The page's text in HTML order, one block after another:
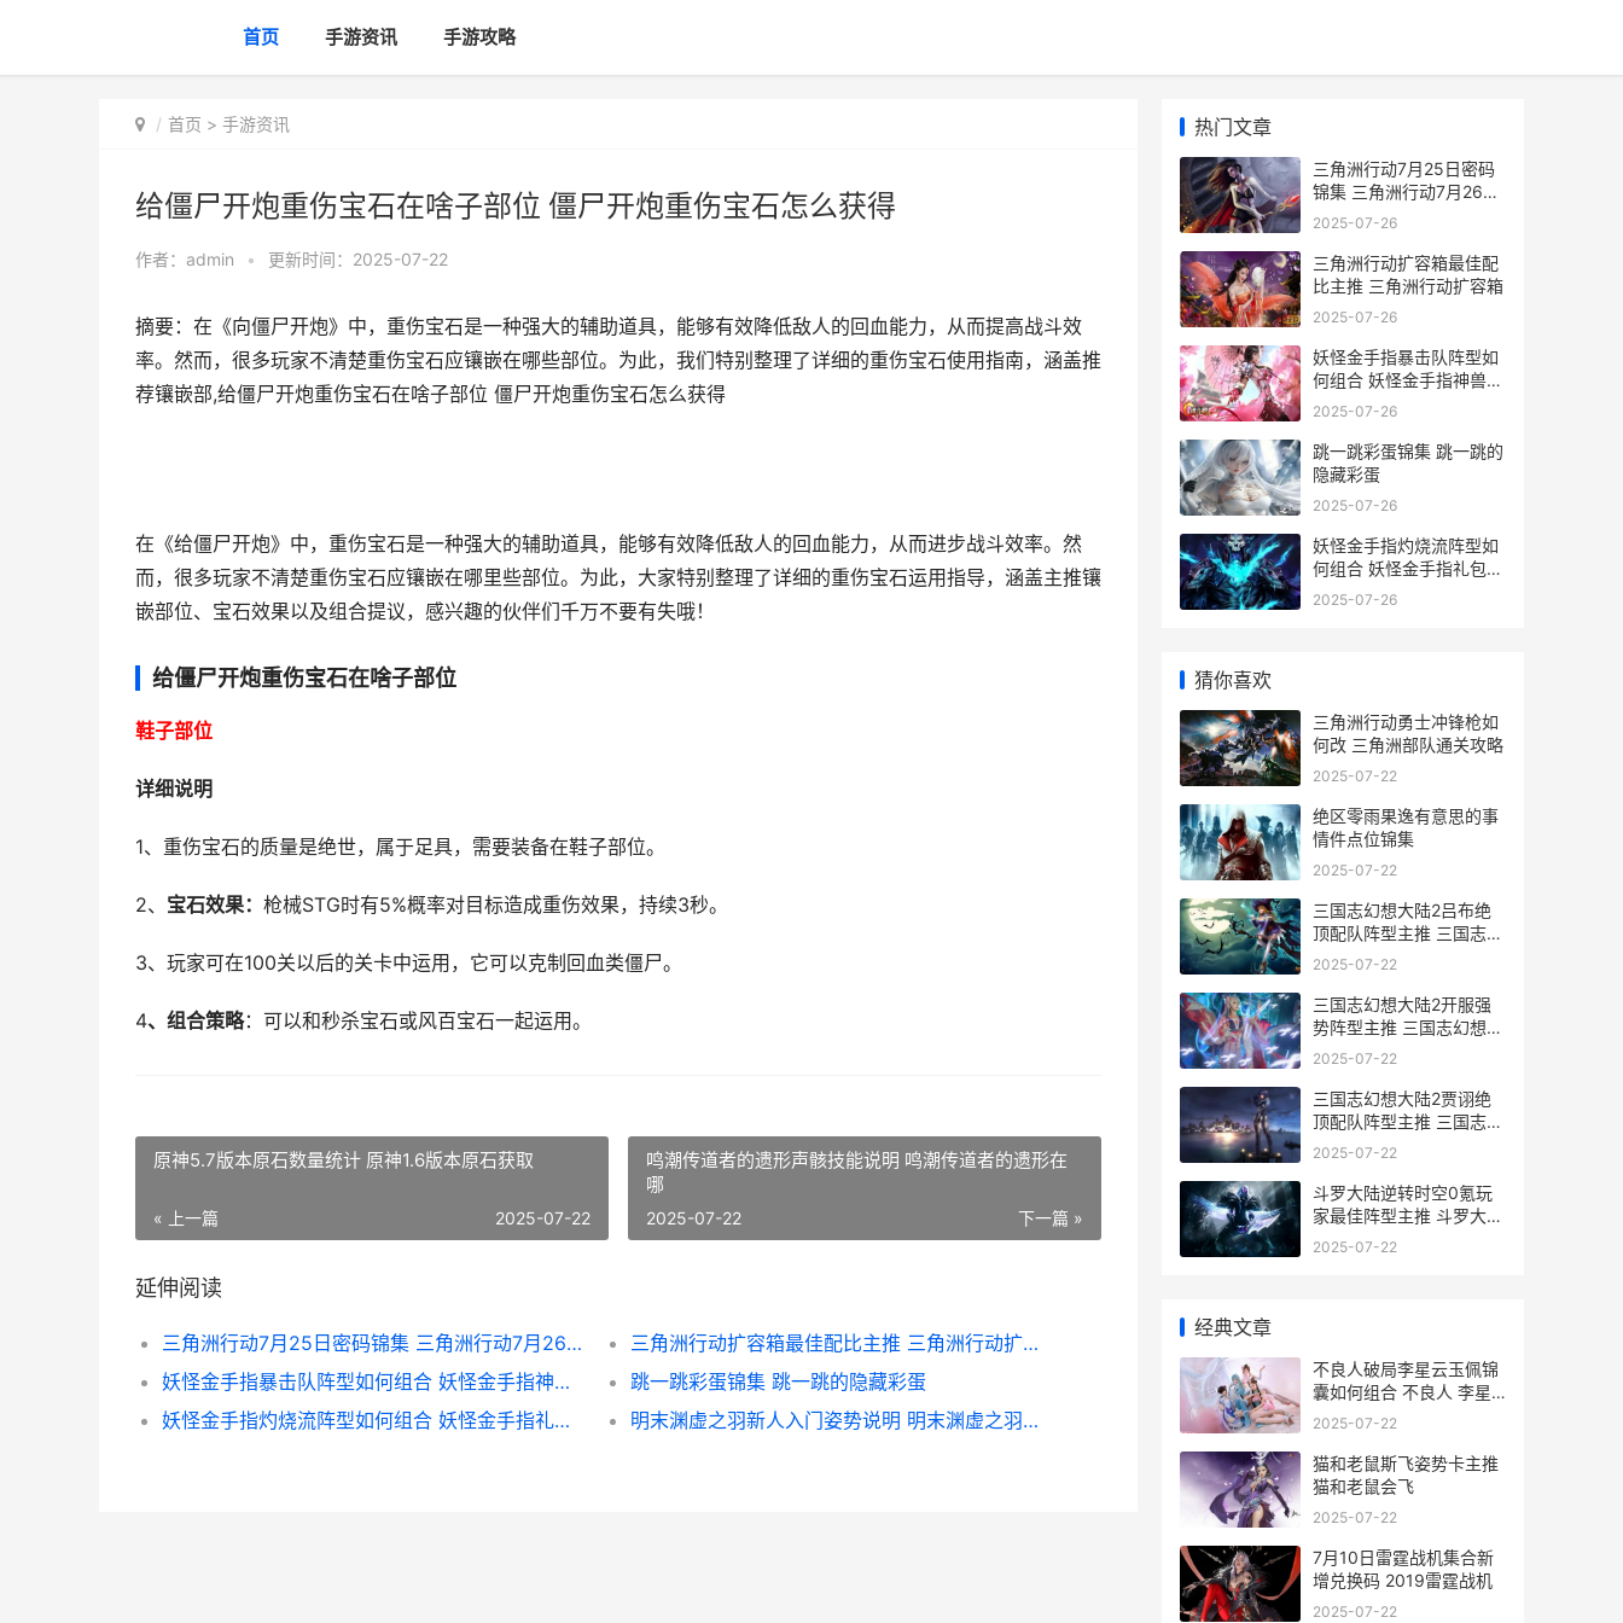
首页 手游资讯 手游攻略
首页 > 手游资讯
给僵尸开炮重伤宝石在啥子部位 僵尸开炮重伤宝石怎么获得
作者： admin • 更新时间：2025-07-22
摘要：在《向僵尸开炮》中，重伤宝石是一种强大的辅助道具，能够有效降低敌人的回血能力，从而提高战斗效
率。然而，很多玩家不清楚重伤宝石应镶嵌在哪些部位。为此，我们特别整理了详细的重伤宝石使用指南，涵盖推
荐镶嵌部,给僵尸开炮重伤宝石在啥子部位 僵尸开炮重伤宝石怎么获得
在《给僵尸开炮》中， 重伤宝石是一种强大的辅助道具， 能够有效降低敌人的回血能力， 从而进步战斗效率。 然
而， 很多玩家不清楚重伤宝石应镶嵌在哪里些部位。 为此， 大家特别整理了详细的重伤宝石运用指导， 涵盖主推镶
嵌部位、 宝石效果以及组合提议， 感兴趣的伙伴们千万不要有失哦！
给僵尸开炮重伤宝石在啥子部位
鞋子部位
详细说明
1、重伤宝石的质量是绝世，属于足具，需要装备在鞋子部位。
2、 宝石效果： 枪械STG时有5%概率对目标造成重伤效果，持续3秒。
3、玩家可在100关以后的关卡中运用，它可以克制回血类僵尸。
4、组合策略：可以和秒杀宝石或风百宝石一起运用。
原神5.7版本原石数量统计 原神1.6版本原石获取
« 上一篇 2025-07-22
鸣潮传道者的遗形声骸技能说明 鸣潮传道者的遗形在
哪
下一篇 »
2025-07-22
延伸阅读
三角洲行动7月25日密码锦集 三角洲行动7月26日官方通知
三角洲行动扩容箱最佳配比主推 三角洲行动扩容箱
妖怪金手指暴击队阵型如何组合 妖怪金手指神兽激活码
跳一跳彩蛋锦集 跳一跳的隐藏彩蛋
妖怪金手指灼烧流阵型如何组合 妖怪金手指礼包兑换码在哪里
明末渊虚之羽新人入门姿势说明 明末渊虚之羽新娘是谁
热门文章
三角洲行动7月25日密码
锦集 三角洲行动7月26日
官方通知
2025-07-26
三角洲行动扩容箱最佳配
比主推 三角洲行动扩容箱
2025-07-26
妖怪金手指暴击队阵型如
何组合 妖怪金手指神兽激
活码
2025-07-26
跳一跳彩蛋锦集 跳一跳的
隐藏彩蛋
2025-07-26
妖怪金手指灼烧流阵型如
何组合 妖怪金手指礼包兑
换码在哪里
2025-07-26
猜你喜欢
三角洲行动勇士冲锋枪如
何改 三角洲部队通关攻略
2025-07-22
绝区零雨果逸有意思的事
情件点位锦集
2025-07-22
三国志幻想大陆2吕布绝
顶配队阵型主推 三国志幻
想大陆2官网
2025-07-22
三国志幻想大陆2开服强
势阵型主推 三国志幻想大
陆ba
2025-07-22
三国志幻想大陆2贾诩绝
顶配队阵型主推 三国志幻
想大陆ba
2025-07-22
斗罗大陆逆转时空0氪玩
家最佳阵型主推 斗罗大陆
逆转时空礼包码
2025-07-22
经典文章
不良人破局李星云玉佩锦
囊如何组合 不良人 李星
云
2025-07-22
猫和老鼠斯飞姿势卡主推
猫和老鼠会飞
2025-07-22
7月10日雷霆战机集合新
增兑换码 2019雷霆战机
2025-07-22